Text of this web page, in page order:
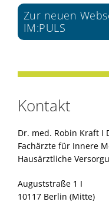
Zur neuen
IM:PULS
Kontakt
Dr. med. Robin Kraft I
Fachärzte für Innere
Hausärztliche
Auguststraße 1 I
10117 Berlin (Mitte)